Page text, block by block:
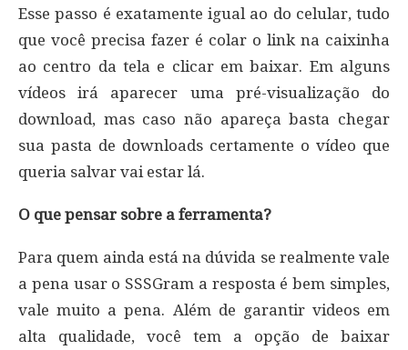
Esse passo é exatamente igual ao do celular, tudo
que você precisa fazer é colar o link na caixinha
ao centro da tela e clicar em baixar. Em alguns
vídeos irá aparecer uma pré-visualização do
download, mas caso não apareça basta chegar
sua pasta de downloads certamente o vídeo que
queria salvar vai estar lá.
O que pensar sobre a ferramenta?
Para quem ainda está na dúvida se realmente vale
a pena usar o SSSGram a resposta é bem simples,
vale muito a pena. Além de garantir videos em
alta qualidade, você tem a opção de baixar